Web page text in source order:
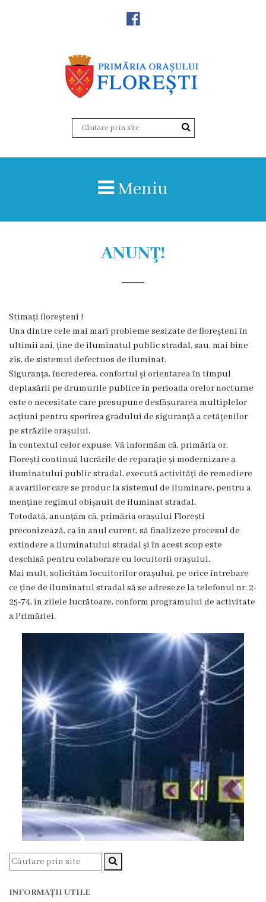
Primăria
Structura,
Organigrama
limită
ale
Primăriei
Dispoziţiile
primarului
Rapoartele
primarului
Proiecte
investiționale
Proiecte
în
derulare
Proiecte
prioritare
finanțare
Proiecte
finalizate
Instituții
subordonate
Funcţii
vacante
Consiliul
Meniu
ANUNŢ!
Stimați floreșteni !
Una dintre cele mai mari probleme sesizate de floreșteni în
ultimii ani, ține de iluminatul public stradal, sau, mai bine
zis, de sistemul defectuos de iluminat.
Siguranța, încrederea, confortul și orientarea în timpul
deplasării pe drumurile publice în perioada orelor nocturne
este o necesitate care presupune desfășurarea multiplelor
acțiuni pentru sporirea gradului de siguranță a cetățenilor
pe străzile orașului.
În contextul celor expuse, Vă informăm că, primăria or.
Florești continuă lucrările de reparație și modernizare a
iluminatului public stradal, execută activități de remediere
a avariilor care se produc la sistemul de iluminare, pentru a
menține regimul obișnuit de iluminat stradal.
Totodată, anunțăm că, primăria orașului Florești
preconizează, ca în anul curent, să finalizeze procesul de
extindere a iluminatului stradal și în acest scop este
deschisă pentru colaborare cu locuitorii orașului.
Mai mult, solicităm locuitorilor orașului, pe orice întrebare
ce ține de iluminatul stradal să se adreseze la telefonul nr. 2-
25-74, în zilele lucrătoare, conform programului de activitate
a Primăriei.
INFORMAȚII UTILE